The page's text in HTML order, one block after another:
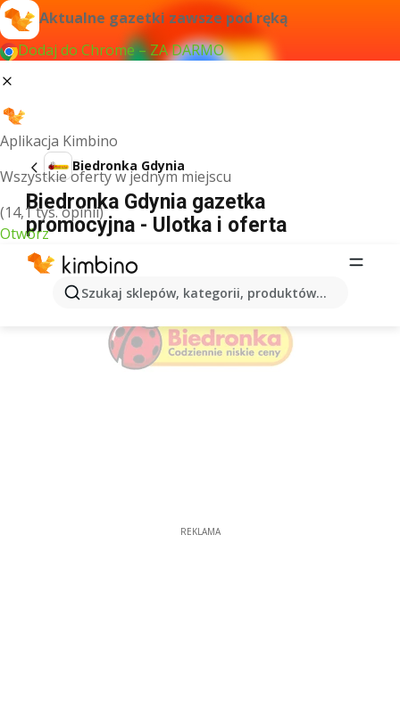
Aktualne gazetki zawsze pod ręką
Dodaj do Chrome – ZA DARMO
Aplikacja Kimbino
Wszystkie oferty w jednym miejscu
(14,1 tys. opinii)
Otwórz
Szukaj sklepów, kategorii, produktów...
Biedronka Gdynia
Biedronka Gdynia gazetka
promocyjna - Ulotka i oferta
REKLAMA